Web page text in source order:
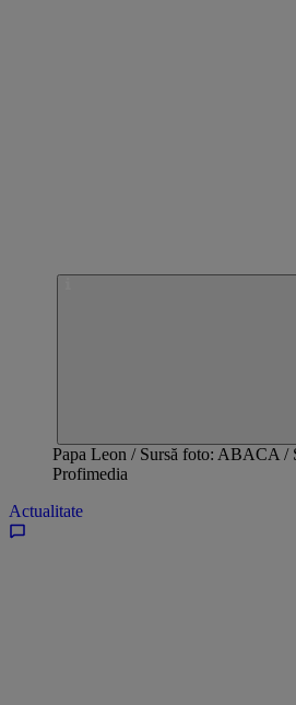
Papa Leon / Sursă foto: ABACA /
Profimedia
Actualitate